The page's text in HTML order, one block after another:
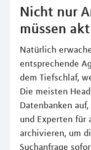
Nicht nur
müssen
Natürlich
entsprechende
dem Tiefschlaf,
Die meisten
Datenbanken
und Experten für
archivieren, um
Suchanfrage